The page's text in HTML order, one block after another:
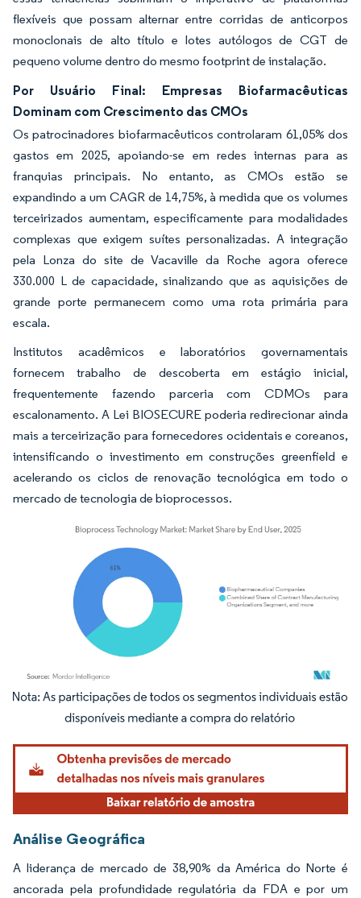
flexíveis que possam alternar entre corridas de anticorpos
monoclonais de alto título e lotes autólogos de CGT de
pequeno volume dentro do mesmo footprint de instalação.
Por Usuário Final: Empresas Biofarmacêuticas
Dominam com Crescimento das CMOs
Os patrocinadores biofarmacêuticos controlaram 61,05% dos
gastos em 2025, apoiando-se em redes internas para as
franquias principais. No entanto, as CMOs estão se
expandindo a um CAGR de 14,75%, à medida que os volumes
terceirizados aumentam, especificamente para modalidades
complexas que exigem suítes personalizadas. A integração
pela Lonza do site de Vacaville da Roche agora oferece
330.000 L de capacidade, sinalizando que as aquisições de
grande porte permanecem como uma rota primária para
escala.
Institutos acadêmicos e laboratórios governamentais
fornecem trabalho de descoberta em estágio inicial,
frequentemente fazendo parceria com CDMOs para
escalonamento. A Lei BIOSECURE poderia redirecionar ainda
mais a terceirização para fornecedores ocidentais e coreanos,
intensificando o investimento em construções greenfield e
acelerando os ciclos de renovação tecnológica em todo o
mercado de tecnologia de bioprocessos.
Imagem © Mordor Intelligence. O reuso requer atribuição conforme CC BY 4.0.
Análise Geográfica
A liderança de mercado de 38,90% da América do Norte é
ancorada pela profundidade regulatória da FDA e por um